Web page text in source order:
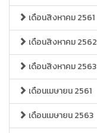
เดือนสิงหาคม 2561
เดือนสิงหาคม 2562
เดือนสิงหาคม 2563
เดือนเมษายน 2561
เดือนเมษายน 2563